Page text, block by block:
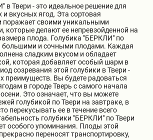
ТРАВА
растения
саженцы
растения
саженцы
в Твери - это идеальное решение для
вкусных ягод. Эта сортовая
поражает своими уникальными
которые делают ее непревзойденной на
плода. Голубика "БЕРКЛИ" по
большими и сочными плодами. Каждая
сладким вкусом и обладает
которая добавляет особый шарм в
созревания этой голубики в Твери -
преимуществ. Вы будете радоваться
в городе Тверь с самого начала
Это означает, что вы можете
голубикой по Твери на завтраке, в
перекусывать ее в течение всего
голубики "БЕРКЛИ" по Твери
особого упоминания. Плоды этой
переносят транспортировку,